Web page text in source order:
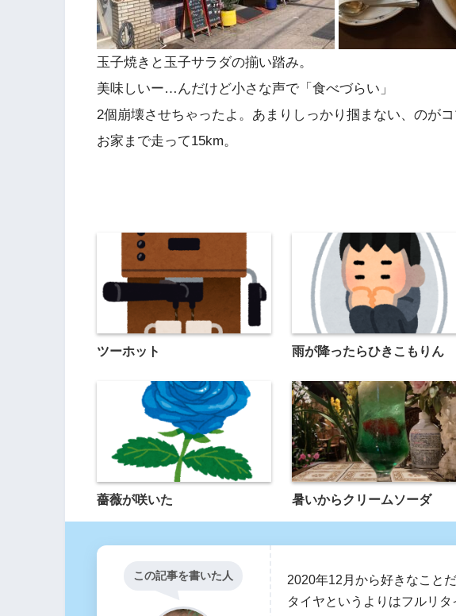
玉子焼きと玉子サラダの揃い踏み。
美味しいー…んだけど小さな声で「食べづらい」
2個崩壊させちゃったよ。あまりしっかり掴まない、のが
お家まで走って15km。
ツーホット 雨が降ったらひきこもりん
薔薇が咲いた 暑いからクリームソーダ
この記事を書いた人
2020年12月から好きなこと
タイヤというよりはフルリ